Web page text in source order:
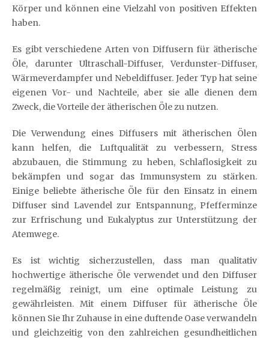
Körper und können eine Vielzahl von positiven Effekten
haben.
Es gibt verschiedene Arten von Diffusern für ätherische
Öle, darunter Ultraschall-Diffuser, Verdunster-Diffuser,
Wärmeverdampfer und Nebeldiffuser. Jeder Typ hat seine
eigenen Vor- und Nachteile, aber sie alle dienen dem
Zweck, die Vorteile der ätherischen Öle zu nutzen.
Die Verwendung eines Diffusers mit ätherischen Ölen
kann helfen, die Luftqualität zu verbessern, Stress
abzubauen, die Stimmung zu heben, Schlaflosigkeit zu
bekämpfen und sogar das Immunsystem zu stärken.
Einige beliebte ätherische Öle für den Einsatz in einem
Diffuser sind Lavendel zur Entspannung, Pfefferminze
zur Erfrischung und Eukalyptus zur Unterstützung der
Atemwege.
Es ist wichtig sicherzustellen, dass man qualitativ
hochwertige ätherische Öle verwendet und den Diffuser
regelmäßig reinigt, um eine optimale Leistung zu
gewährleisten. Mit einem Diffuser für ätherische Öle
können Sie Ihr Zuhause in eine duftende Oase verwandeln
und gleichzeitig von den zahlreichen gesundheitlichen